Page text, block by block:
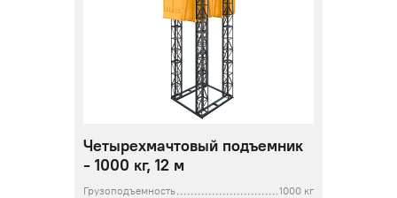
Четырехмачтовый подъемник
- 1000 кг, 12 м
Грузоподъемность
1000 кг